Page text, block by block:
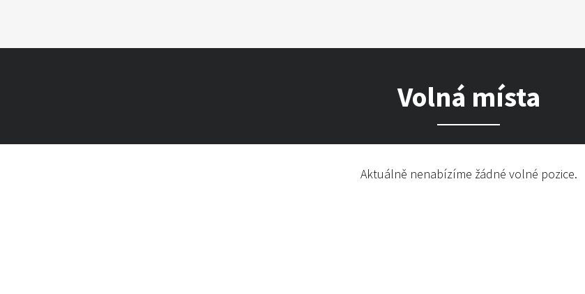
Volná místa
Aktuálně nenabízíme žádné volné pozice.